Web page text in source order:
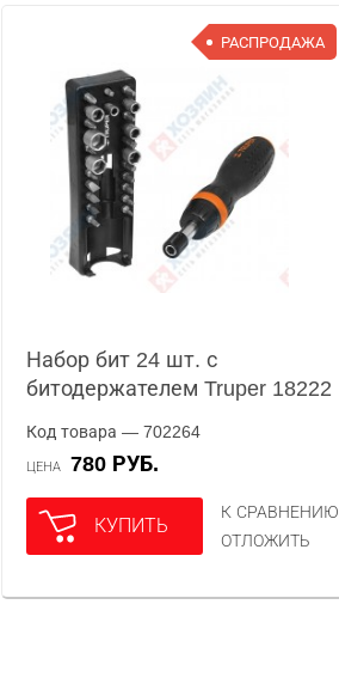
РАСПРОДАЖА
Набор бит 24 шт. с
битодержателем Truper 18222
Код товара — 702264
ЦЕНА 780 РУБ.
КУПИТЬ
К СРАВНЕНИЮ
ОТЛОЖИТЬ